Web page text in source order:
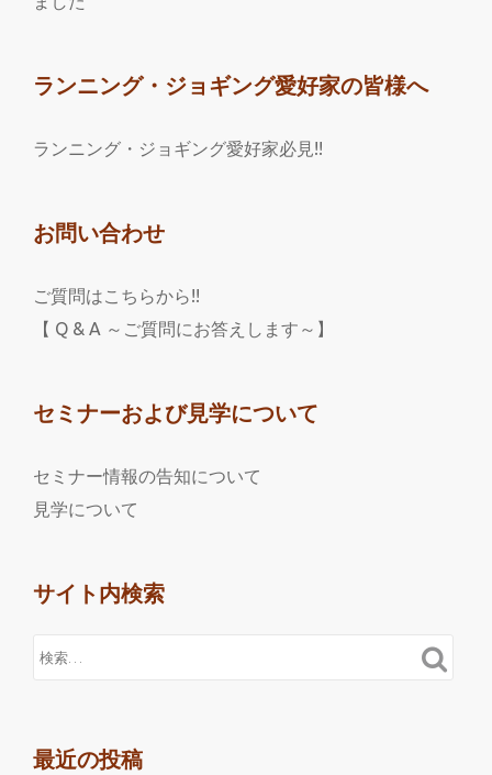
ランニング・ジョギング愛好家の皆様へ
ランニング・ジョギング愛好家必見!!
お問い合わせ
ご質問はこちらから!!
【 Q & A ～ご質問にお答えします～】
セミナーおよび見学について
セミナー情報の告知について
見学について
サイト内検索
最近の投稿